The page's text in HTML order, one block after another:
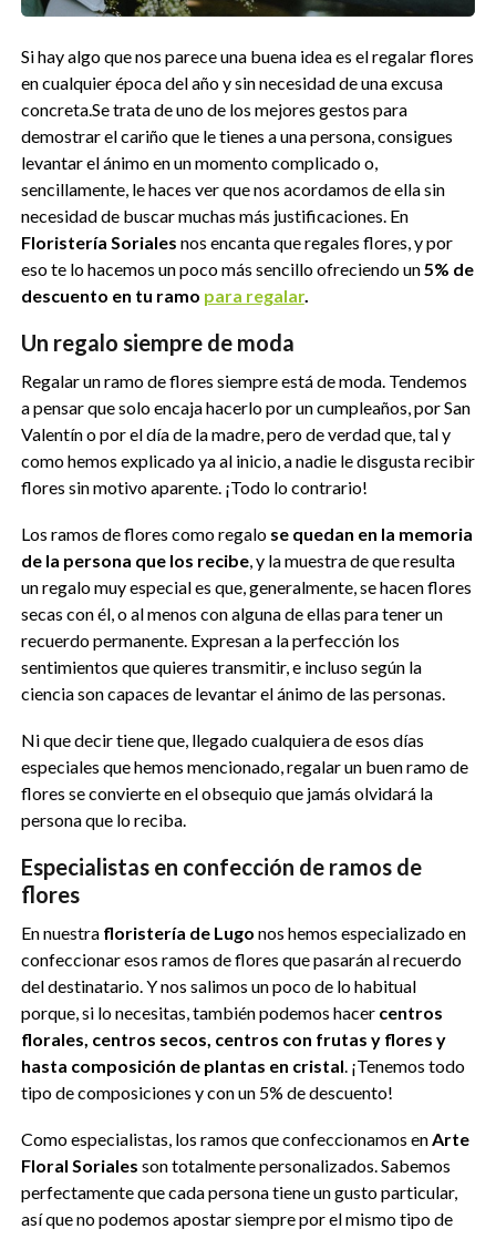
Si hay algo que nos parece una buena idea es el regalar flores
en cualquier época del año y sin necesidad de una excusa
concreta.Se trata de uno de los mejores gestos para
demostrar el cariño que le tienes a una persona, consigues
levantar el ánimo en un momento complicado o,
sencillamente, le haces ver que nos acordamos de ella sin
necesidad de buscar muchas más justificaciones. En
Floristería Soriales nos encanta que regales flores, y por
eso te lo hacemos un poco más sencillo ofreciendo un5% de
descuento en tu ramo para regalar.
Un regalo siempre de moda
Regalar un ramo de flores siempre está de moda. Tendemos
a pensar que solo encaja hacerlo por un cumpleaños, por San
Valentín o por el día de la madre, pero de verdad que, tal y
como hemos explicado ya al inicio, a nadie le disgusta recibir
flores sin motivo aparente. ¡Todo lo contrario!
Los ramos de flores como regalo se quedan en la memoria
de la persona que los recibe, y la muestra de que resulta
un regalo muy especial es que, generalmente, se hacen flores
secas con él, o al menos con alguna de ellas para tener un
recuerdo permanente. Expresan a la perfección los
sentimientos que quieres transmitir, e incluso según la
ciencia son capaces de levantar el ánimo de las personas.
Ni que decir tiene que, llegado cualquiera de esos días
especiales que hemos mencionado, regalar un buen ramo de
flores se convierte en el obsequio que jamás olvidará la
persona que lo reciba.
Especialistas en confección de ramos de
flores
En nuestrafloristería de Lugo nos hemos especializado en
confeccionar esos ramos de flores que pasarán al recuerdo
del destinatario. Y nos salimos un poco de lo habitual
porque, si lo necesitas, también podemos hacer centros
florales, centros secos, centros con frutas y flores y
hasta composición de plantas en cristal. ¡Tenemos todo
tipo de composiciones y con un 5% de descuento!
Como especialistas, los ramos que confeccionamos enArte
Floral Soriales son totalmente personalizados. Sabemos
perfectamente que cada persona tiene un gusto particular,
así que no podemos apostar siempre por el mismo tipo de